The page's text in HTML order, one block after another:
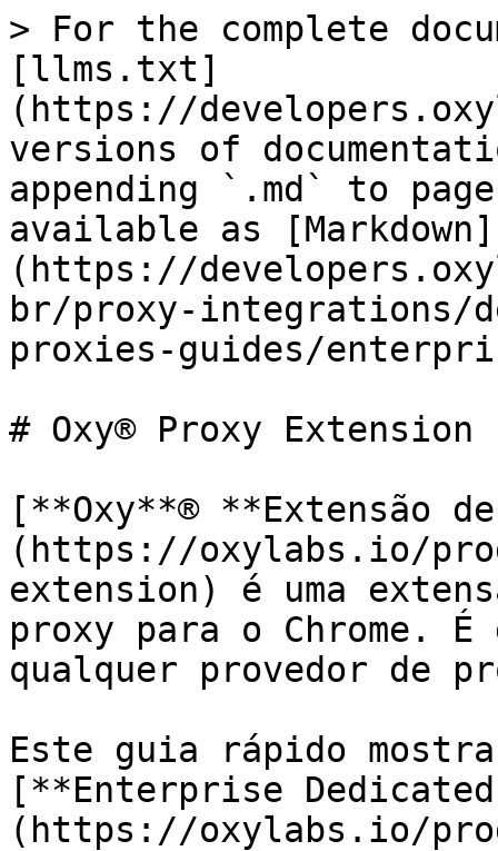
> For the complete
[llms.txt]
(https://
versions of
appending `.md` to
available as [Markdown]
(https://
br/proxy-integrations/
proxies-guides/
# Oxy® Proxy Extension
[**Oxy**® **Extensão
(https://oxylabs.io/
extension) é uma
proxy para o Chrome.
qualquer provedor de
Este guia rápido
[**Enterprise
(https://oxylabs.io/